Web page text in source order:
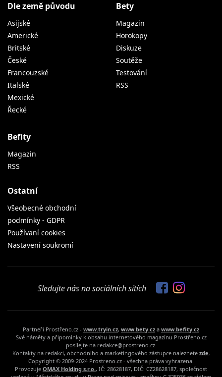
Dle země původu
Asijské
Americké
Britské
České
Francouzské
Italské
Mexické
Řecké
Bety
Magazin
Horokopy
Diskuze
Soutěže
Testování
RSS
Befity
Magazin
RSS
Ostatní
Všeobecné obchodní
podmínky - GDPR
Používaní cookies
Nastavení soukromí
Sledujte nás na sociálních sítích
Partneři Prostřeno.cz - www.tryin.cz, www.bety.cz a www.befity.cz
Své náměty a připomínky k obsahu internetového magazínu Prostřeno.cz
posílejte na redakce@prostreno.cz.
Kontakty na redakci, obchodního a marketingového zástupce naleznete zde.
Copyright © 2009-2024 Prostreno.cz - všechna práva vyhrazena.
Provozuje OMAX Holding s.r.o., IČ: 28628187, DIČ: CZ28628187, společnost